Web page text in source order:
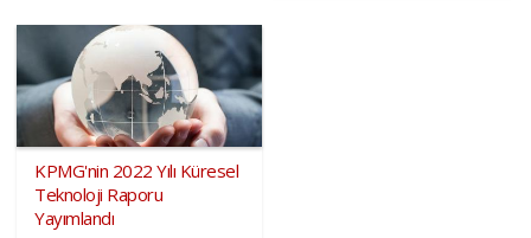
KPMG'nin 2022 Yılı Küresel
Teknoloji Raporu
Yayımlandı